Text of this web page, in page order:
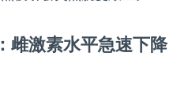
雌激素水平急速下降